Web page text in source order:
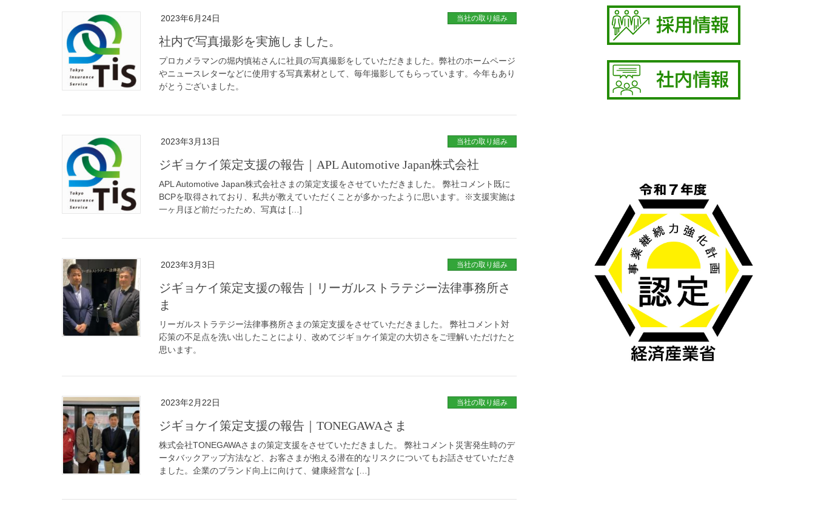
2023年6月24日 当社の取り組み
社内で写真撮影を実施しました。
プロカメラマンの堀内慎祐さんに社員の写真撮影をしていただきました。弊社のホームページ
やニュースレターなどに使用する写真素材として、毎年撮影してもらっています。今年もあり
がとうございました。
2023年3月13日 当社の取り組み
ジギョケイ策定支援の報告｜APL Automotive Japan株式会社
APL Automotive Japan株式会社さまの策定支援をさせていただきました。 弊社コメント既に
BCPを取得されており、私共が教えていただくことが多かったように思います。※支援実施は
一ヶ月ほど前だったため、写真は […]
2023年3月3日 当社の取り組み
ジギョケイ策定支援の報告｜リーガルストラテジー法律事務所さ
ま
リーガルストラテジー法律事務所さまの策定支援をさせていただきました。 弊社コメント対
応策の不足点を洗い出したことにより、改めてジギョケイ策定の大切さをご理解いただけたと
思います。
2023年2月22日 当社の取り組み
ジギョケイ策定支援の報告｜TONEGAWAさま
株式会社TONEGAWAさまの策定支援をさせていただきました。 弊社コメント災害発生時のデ
ータバックアップ方法など、お客さまが抱える潜在的なリスクについてもお話させていただき
ました。企業のブランド向上に向けて、健康経営な […]